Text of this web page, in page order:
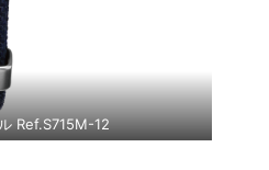
Ref.S715M-12